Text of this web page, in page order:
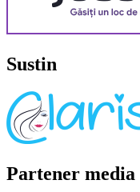
Sustin
Partener media